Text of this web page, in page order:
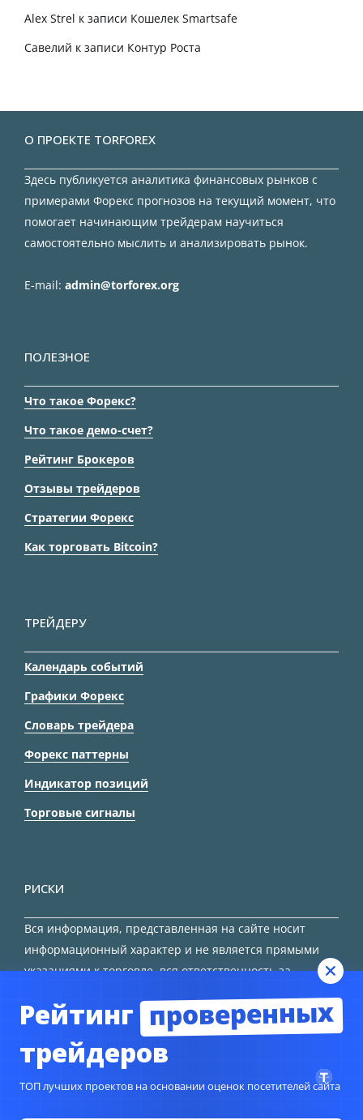
Alex Strel к записи Кошелек Smartsafe
Савелий к записи Контур Роста
О ПРОЕКТЕ TORFOREX
Здесь публикуется аналитика финансовых рынков с
примерами Форекс прогнозов на текущий момент, что
помогает начинающим трейдерам научиться
самостоятельно мыслить и анализировать рынок.
E-mail: admin@torforex.org
ПОЛЕЗНОЕ
Что такое Форекс?
Что такое демо-счет?
Рейтинг Брокеров
Отзывы трейдеров
Стратегии Форекс
Как торговать Bitcoin?
ТРЕЙДЕРУ
Календарь событий
Графики Форекс
Словарь трейдера
Форекс паттерны
Индикатор позиций
Торговые сигналы
РИСКИ
Вся информация, представленная на сайте носит
информационный характер и не является прямыми
указаниями к торговле, вся ответственность за
Рейтинг проверенных
трейдеров
ТОП лучших проектов на основании оценок посетителей сайта